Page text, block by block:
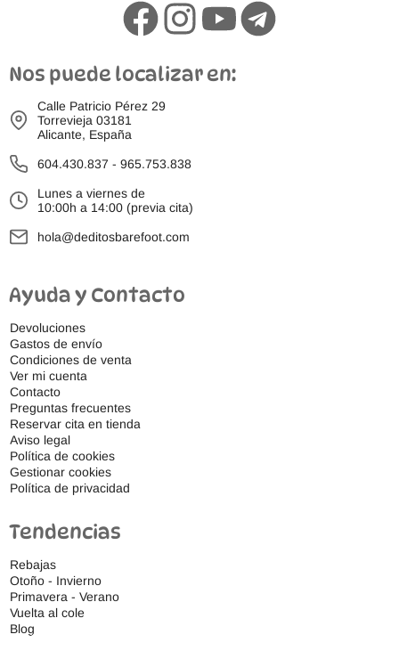
Nos puede localizar en:
Calle Patricio Pérez 29
Torrevieja 03181
Alicante, España
604.430.837 - 965.753.838
Lunes a viernes de
10:00h a 14:00 (previa cita)
hola@deditosbarefoot.com
Ayuda y Contacto
Devoluciones
Gastos de envío
Condiciones de venta
Ver mi cuenta
Contacto
Preguntas frecuentes
Reservar cita en tienda
Aviso legal
Política de cookies
Gestionar cookies
Política de privacidad
Tendencias
Rebajas
Otoño - Invierno
Primavera - Verano
Vuelta al cole
Blog